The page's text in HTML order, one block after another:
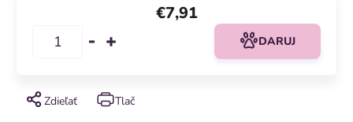
Tlač
Zdieľať
€7,91
DARUJ